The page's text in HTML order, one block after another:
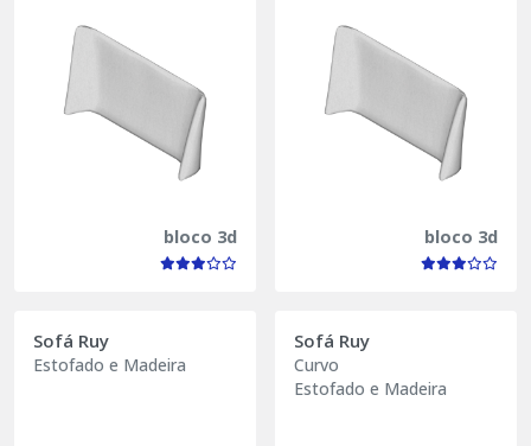
bloco 3d bloco 3d
Sofá Ruy
Estofado e Madeira
Sofá Ruy
Curvo
Estofado e Madeira